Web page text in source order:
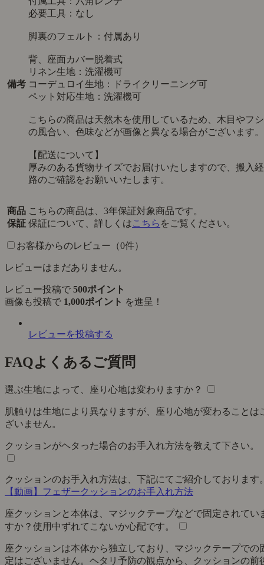
備考
必要工具：なし
脚裏のフェルト：付属あり
背、座面カバー脱着式
リネン生地：洗濯機可
コーデュロイ生地：ドライクリーニング可
ペット対応生地：洗濯機可
こちらの商品は天然木を使用しているため、木目やフシ
の風合い、色味などが画像と異なる場合がございます。
【配送について】
厚みのある貨物サイズでお届けいたしますので、搬入経
路のご確認をお願いいたします。
商品
保証
こちらの商品は、3年保証対象商品です。
保証について、詳しくはこちら をご覧ください。
お客様からのレビュー（0件）
レビューはまだありません。
レビュー投稿で 500ポイント
画像も投稿で 1,000ポイント を進呈！
レビューを投稿する
FAQよくあるご質問
選ぶ生地によって、座り心地は変わりますか？
肌触りは生地により異なりますが、座り心地が変わることは
ざいません。
クッションがヘタった場合のお手入れ方法を教えて下さい。
クッションのお手入れ方法は、下記にてご紹介しております
【動画】フェザークッションのお手入れ方法
座クッションと本体は、マジックテープなどで固定されてい
すか？使用中ずれてこないか心配です。
座クッションは本体から独立しており、マジックテープでの
定はございません。ヘタリ予防の観点から、クッションの前